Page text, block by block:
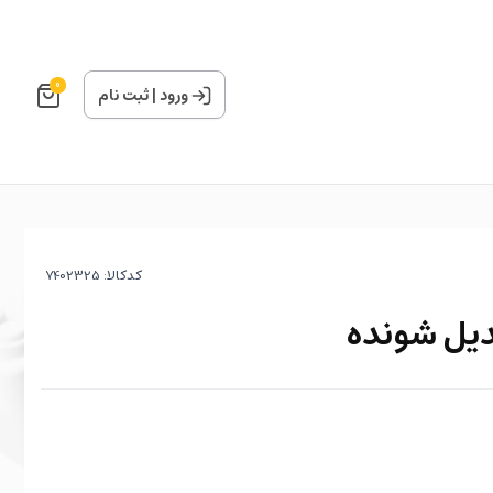
ورود|ثبت نام 0
کدکالا:
شونده